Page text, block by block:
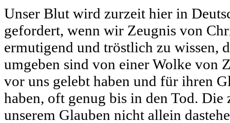
Unser Blut wird zurzeit hier in
gefordert, wenn wir Zeugnis von
ermutigend und tröstlich zu wissen,
umgeben sind von einer Wolke von
vor uns gelebt haben und für ihren
haben, oft genug bis in den Tod. Die
unserem Glauben nicht allein